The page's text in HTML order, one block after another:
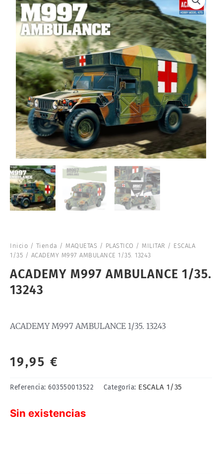
Inicio / Tienda / MAQUETAS / PLASTICO / MILITAR / ESCALA
1/35 / ACADEMY M997 AMBULANCE 1/35. 13243
ACADEMY M997 AMBULANCE 1/35.
13243
ACADEMY M997 AMBULANCE 1/35. 13243
19,95 €
Referencia: 603550013522 Categoría: ESCALA 1/35
Sin existencias